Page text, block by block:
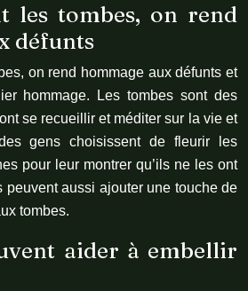
les tombes, on rend
défunts
on rend hommage aux défunts et
hommage. Les tombes sont des
se recueillir et méditer sur la vie et
gens choisissent de fleurir les
pour leur montrer qu’ils ne les ont
peuvent aussi ajouter une touche de
tombes.
aider à embellir